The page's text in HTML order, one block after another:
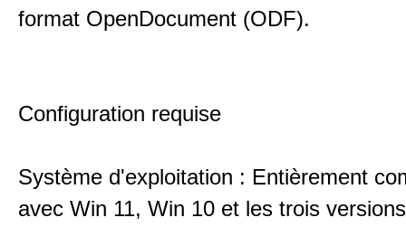
format OpenDocument (ODF).
Configuration requise
Système d'exploitation : Entièrement
avec Win 11, Win 10 et les trois